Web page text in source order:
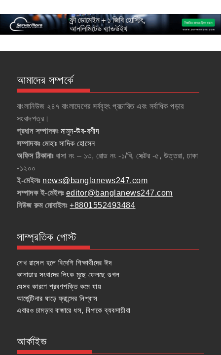
আমাদের সম্পর্কে
বাংলানিউজ ২৪৭ বাংলাদেশের সর্ববৃহৎ প্রচারিত এবং সর্বাধিক পড়ার
সংবাদপত্র।
প্রধান সম্পাদকঃমামুন-উর-রশীদ
সম্পাদকঃ মোহাঃ সাদিক হোসেন
অফিস ঠিকানাঃবাসা নং – ১৩, রোড নং -১/বি, সেক্টর -৫, উত্তরা, ঢাকা
-১২০০
ই-মেইলঃ news@banglanews247.com
সম্পাদক ই-মেইলঃ editor@banglanews247.com
নিউজ রুম মোবাইলঃ+8801552493484
সাম্প্রতিক পোস্ট
শেখ রাসেল হলে বিদেশি শিক্ষার্থীদের ঈদ
কানাডার সংবাদের লিংক মুছে ফেলছে গুগল
যেসব কারণে শ্রবণশক্তি কমে যায়
আর্জেন্টিনার ঘাড়ে ফ্রান্সের নিশ্বাস
এবারও চামড়ার বাজারে ধস, বিপাকে ব্যবসায়ীরা
আর্কাইভ